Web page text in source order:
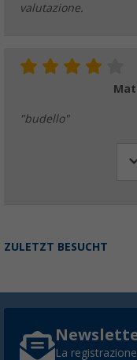
valutazione.
"budello"
ZULETZT BESUCHT
La